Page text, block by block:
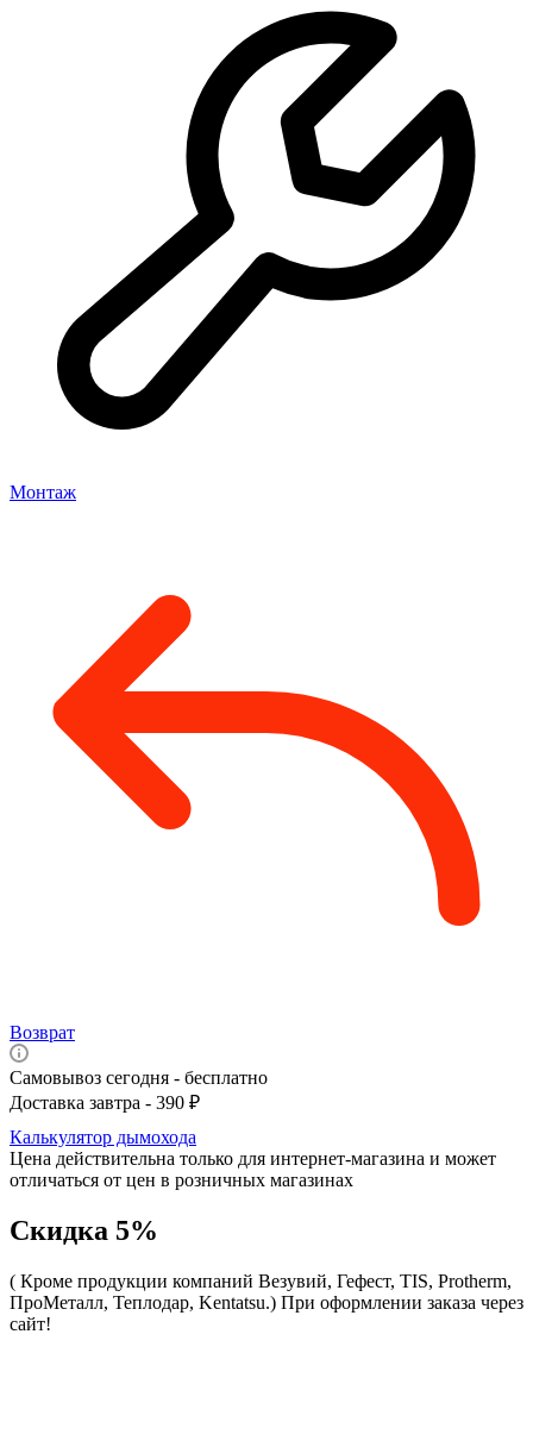
Монтаж
Возврат
Самовывоз сегодня - бесплатно
Доставка завтра - 390 ₽
Калькулятор дымохода
Цена действительна только для интернет-магазина и может
отличаться от цен в розничных магазинах
Скидка 5%
( Кроме продукции компаний Везувий, Гефест, TIS, Protherm,
ПроМеталл, Теплодар, Kentatsu.) При оформлении заказа через
сайт!